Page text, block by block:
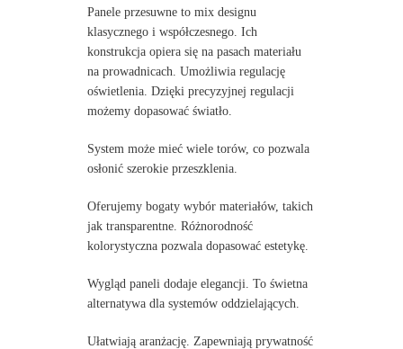
Panele przesuwne to mix designu
klasycznego i współczesnego. Ich
konstrukcja opiera się na pasach materiału
na prowadnicach. Umożliwia regulację
oświetlenia. Dzięki precyzyjnej regulacji
możemy dopasować światło.
System może mieć wiele torów, co pozwala
osłonić szerokie przeszklenia.
Oferujemy bogaty wybór materiałów, takich
jak transparentne. Różnorodność
kolorystyczna pozwala dopasować estetykę.
Wygląd paneli dodaje elegancji. To świetna
alternatywa dla systemów oddzielających.
Ułatwiają aranżację. Zapewniają prywatność